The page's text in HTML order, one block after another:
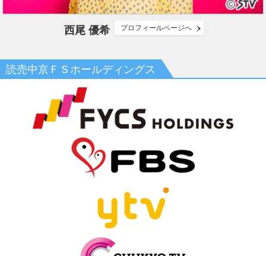
トにご注意ください
3/11(火) インフォメーション
当社は、日本テレビネットワーク協議会の基幹局である
讀賣テレビ放送株式会社（関西）、中京テレビ放送株式
会社（東海）及び株式会社福岡放送（北部九州）との共
同株式移転による認定放送持株会社（読売中京ＦＳホー
ルディングス株式会社）設立に関し、本日、総務大臣よ
り放送法に基づく認定を受け、認定証が交付されまし
た。詳しくはこちらよりご覧ください。
当社は、ハラスメントや人権侵害に関して、防止規程を
設けるとともに、社内に加え、弁護士による社外通報窓
口も設置して、厳格に対応してまいりました。 今般、改
めてＳＴＶグループ全社員、スタッフ、番組関係者に対
西尾 優希 プロフィールページへ
読売中京ＦＳホールディングス